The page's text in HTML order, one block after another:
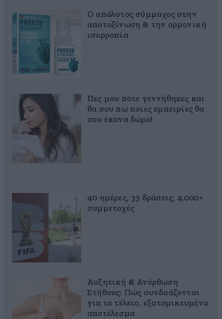
Ο απόλυτος σύμμαχος στην
αποτοξίνωση & την ορμονική
ισορροπία
Πες μου πότε γεννήθηκες και
θα σου πω ποιες εμπειρίες θα
σου έκανα δώρο!
40 ημέρες, 33 δράσεις, 4.000+
συμμετοχές
Αυξητική & Ανόρθωση
Στήθους: Πώς συνδυάζονται
για το τέλειο, εξατομικευμένο
αποτέλεσμα